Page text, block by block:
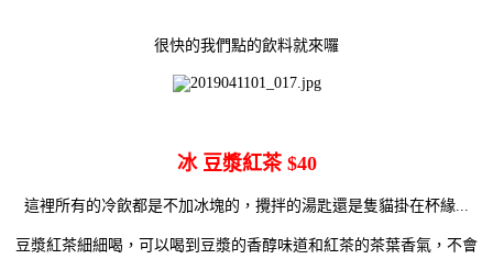
很快的我們點的飲料就來囉
冰 豆漿紅茶 $40
這裡所有的冷飲都是不加冰塊的，攪拌的湯匙還是隻貓掛在杯緣...
豆漿紅茶細細喝，可以喝到豆漿的香醇味道和紅茶的茶葉香氣，不會